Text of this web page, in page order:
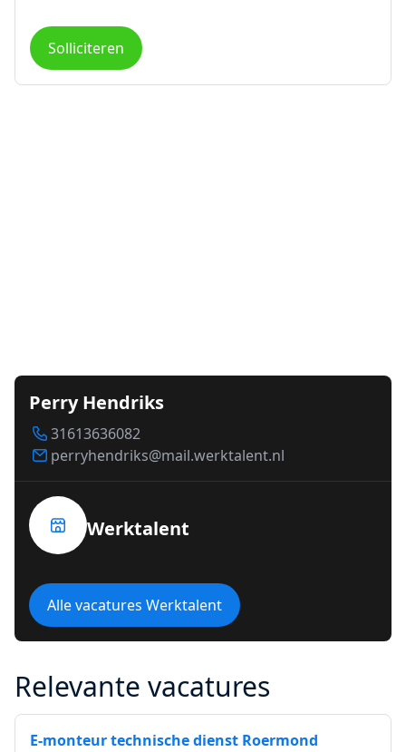
Solliciteren
Perry Hendriks
31613636082
perryhendriks@mail.werktalent.nl
Werktalent
Alle vacatures Werktalent
Relevante vacatures
E-monteur technische dienst Roermond